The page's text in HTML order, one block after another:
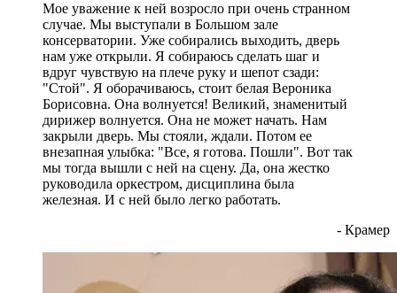
Мое уважение к ней возросло при очень странном
случае. Мы выступали в Большом зале
консерватории. Уже собирались выходить, дверь
нам уже открыли. Я собираюсь сделать шаг и
вдруг чувствую на плече руку и шепот сзади:
"Стой". Я оборачиваюсь, стоит белая Вероника
Борисовна. Она волнуется! Великий, знаменитый
дирижер волнуется. Она не может начать. Нам
закрыли дверь. Мы стояли, ждали. Потом ее
внезапная улыбка: "Все, я готова. Пошли". Вот так
мы тогда вышли с ней на сцену. Да, она жестко
руководила оркестром, дисциплина была
железная. И с ней было легко работать.
- Крамер